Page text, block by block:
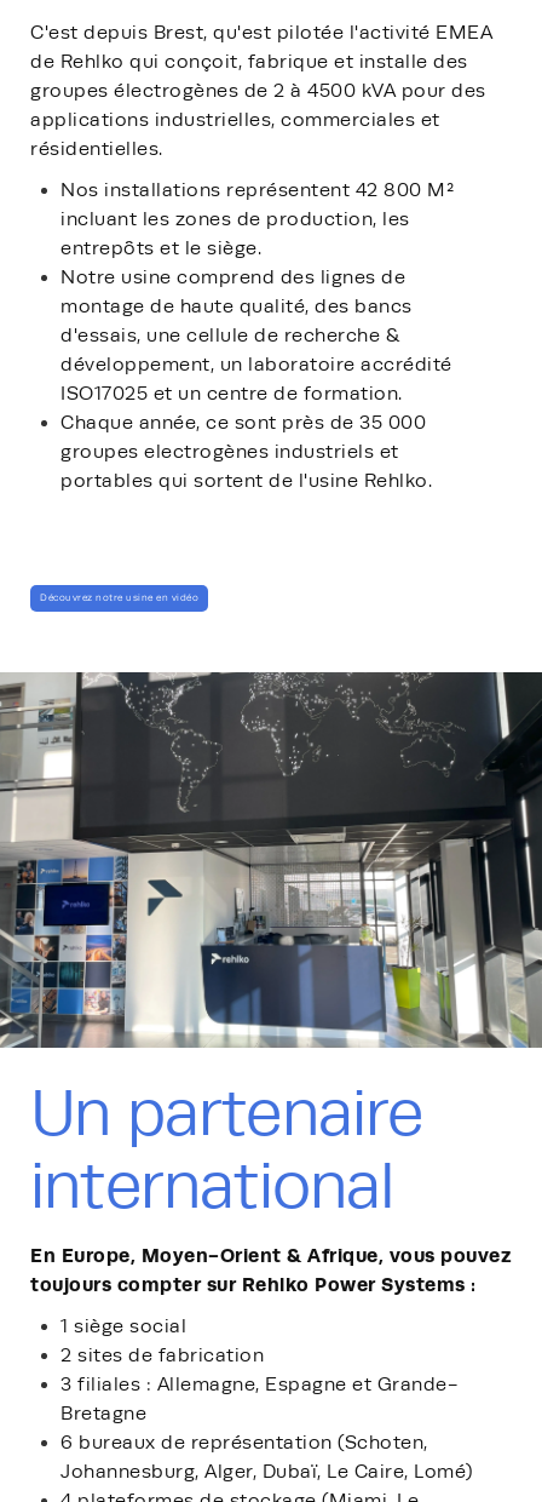
C'est depuis Brest, qu'est pilotée l'activité EMEA
de Rehlko qui conçoit, fabrique et installe des
groupes électrogènes de 2 à 4500 kVA pour des
applications industrielles, commerciales et
résidentielles.
Nos installations ​représentent 42 800 M² ​
incluant les zones de production, les
entrepôts et le siège.
Notre usine comprend des lignes de
montage de haute qualité, des bancs
d'essais, une cellule de recherche &
développement, un laboratoire accrédité
ISO17025 et un centre de formation.
Chaque année, ce sont près de 35 000
groupes electrogènes industriels et
portables qui sortent de l'usine Rehlko.
Découvrez notre usine en vidéo
Un partenaire
international
En Europe, Moyen-Orient & Afrique, vous pouvez
toujours compter sur Rehlko Power Systems :
1 siège social
2 sites de fabrication
3 filiales : Allemagne, Espagne et Grande-
Bretagne
6 bureaux de représentation (Schoten,
Johannesburg, Alger, Dubaï, Le Caire, Lomé)